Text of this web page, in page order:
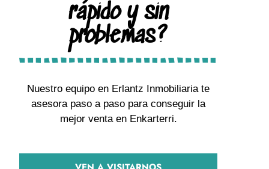
rápido y sin
problemas?
Nuestro equipo en Erlantz Inmobiliaria te
asesora paso a paso para conseguir la
mejor venta en Enkarterri.